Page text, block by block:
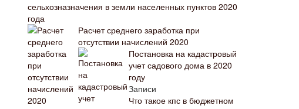
сельхозназначения в земли населенных пунктов 2020
года
Расчет среднего заработка при
отсутствии начислений 2020
Постановка на кадастровый
учет садового дома в 2020
году
Записи
Что такое кпс в бюджетном